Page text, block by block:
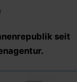
seit